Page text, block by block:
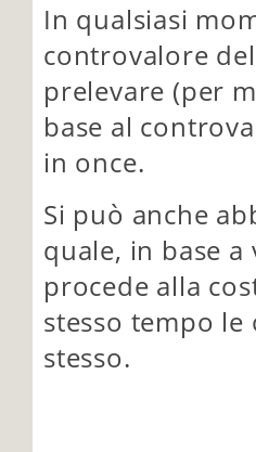
In qualsiasi
controvalore
prelevare (per
base al
in once.
Si può anche
quale, in base
procede alla
stesso tempo
stesso.